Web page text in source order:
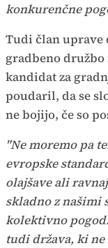
konkurenčne
Tudi član uprave
gradbeno
kandidat za
poudaril, da se
ne bojijo, če so
"Ne moremo pa
evropske
olajšave ali
skladno z
kolektivno
tudi država, ki